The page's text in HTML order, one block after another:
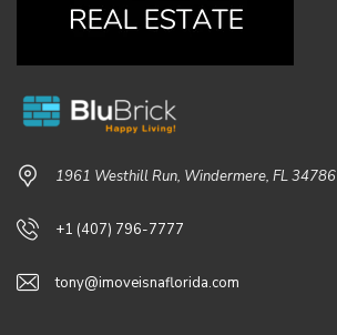
1961 Westhill Run, Windermere, FL 34786
+1 (407) 796-7777
tony@imoveisnaflorida.com